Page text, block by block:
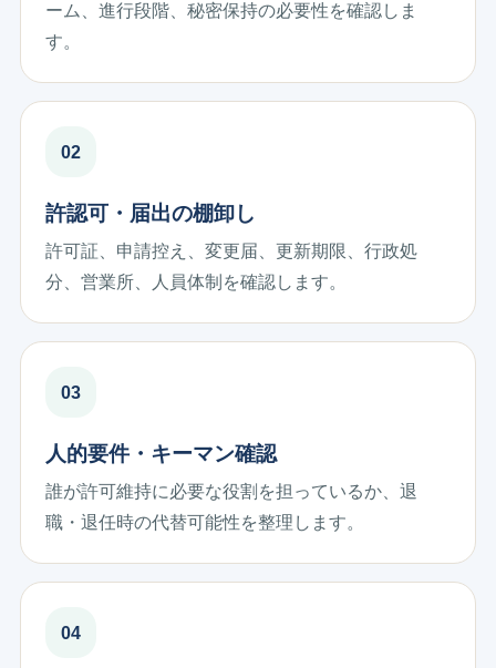
ーム、進行段階、秘密保持の必要性を確認しま
す。
許認可・届出の棚卸し
許可証、申請控え、変更届、更新期限、行政処
分、営業所、人員体制を確認します。
人的要件・キーマン確認
誰が許可維持に必要な役割を担っているか、退
職・退任時の代替可能性を整理します。